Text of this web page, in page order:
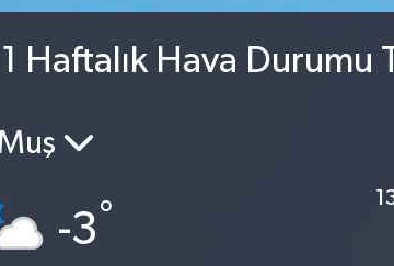
Haftalık Hava Durumu
-3°